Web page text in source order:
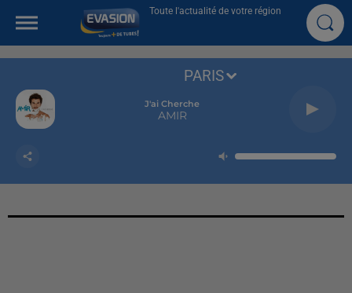
Toute l'actualité de votre région
J'ai Cherche
AMIR
PARIS